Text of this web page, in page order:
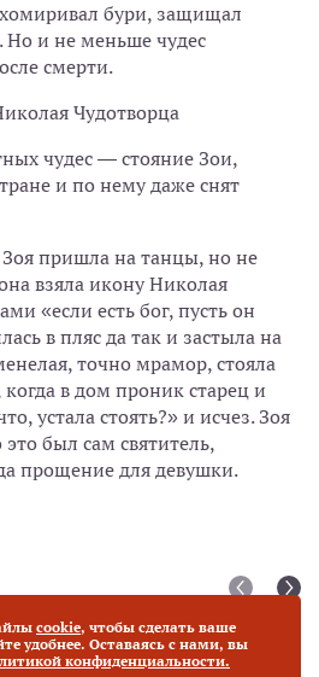
бури, защищал
и не меньше чудес
смерти.
Чудотворца
чудес — стояние Зои,
и по нему даже снят
пришла на танцы, но не
взяла икону Николая
«если есть бог, пусть он
в пляс да так и застыла на
точно мрамор, стояла
в дом проник старец и
устала стоять?» и исчез. Зоя
был сам святитель,
прощение для девушки.
"Фёдоровская" (27 х 31 см)
cookie, чтобы сделать ваше
удобнее. Оставаясь с нами, вы
конфиденциальности.